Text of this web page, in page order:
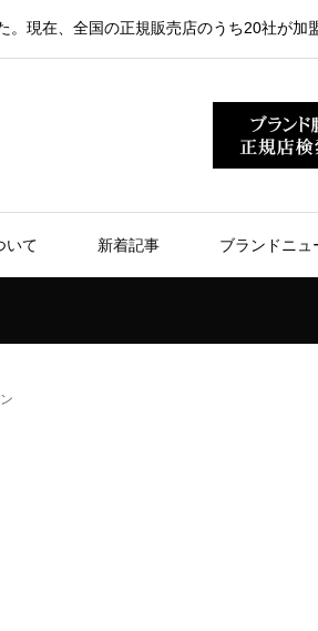
現在、全国の正規販売店のうち20社が加
いて 新着記事 ブランドニュ